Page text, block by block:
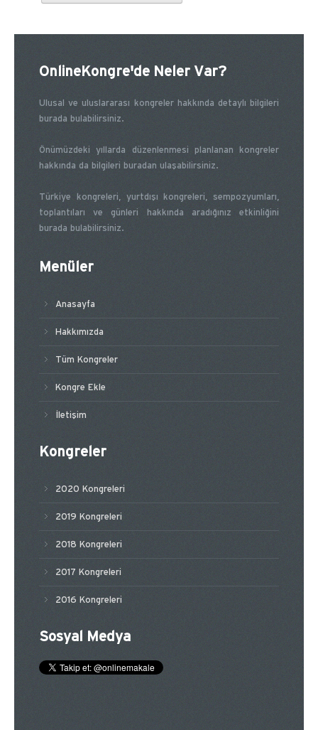
OnlineKongre'de Neler Var?
Ulusal ve uluslararası kongreler hakkında detaylı bilgileri
burada bulabilirsiniz.
Önümüzdeki yıllarda düzenlenmesi planlanan kongreler
hakkında da bilgileri buradan ulaşabilirsiniz.
Türkiye kongreleri, yurtdışı kongreleri, sempozyumları,
toplantıları ve günleri hakkında aradığınız etkinliğini
burada bulabilirsiniz.
Menüler
Anasayfa
Hakkımızda
Tüm Kongreler
Kongre Ekle
İletişim
Kongreler
2020 Kongreleri
2019 Kongreleri
2018 Kongreleri
2017 Kongreleri
2016 Kongreleri
Sosyal Medya